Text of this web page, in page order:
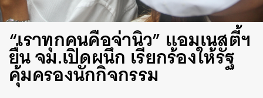
“เราทุกคนคือจ่านิว” แอมเนสตี้ฯ
ยื่น จม.เปิดผนึก เรียกร้องให้รัฐ
คุ้มครองนักกิจกรรม